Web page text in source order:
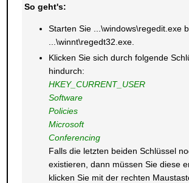
So geht's:
Starten Sie ...\windows\regedit.exe
...\winnt\regedt32.exe.
Klicken Sie sich durch folgende
hindurch:
HKEY_CURRENT_USER
Software
Policies
Microsoft
Conferencing
Falls die letzten beiden Schlüssel
existieren, dann müssen Sie diese
klicken Sie mit der rechten